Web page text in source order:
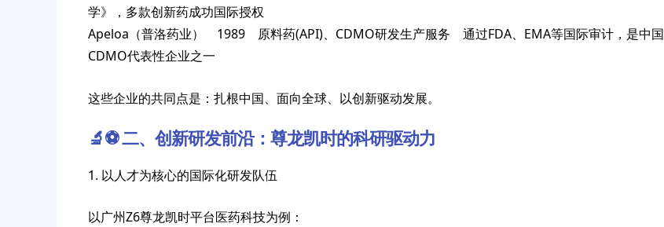
学》，多款创新药成功国际授权
Apeloa（普洛药业） 1989 原料药(API)、CDMO研发生产服务 通过FDA、EMA等国际审计，是中国
CDMO代表性企业之一
这些企业的共同点是：扎根中国、面向全球、以创新驱动发展。
🔬⚽️ 二、创新研发前沿：尊龙凯时的科研驱动力
1. 以人才为核心的国际化研发队伍
以广州Z6尊龙凯时平台医药科技为例：